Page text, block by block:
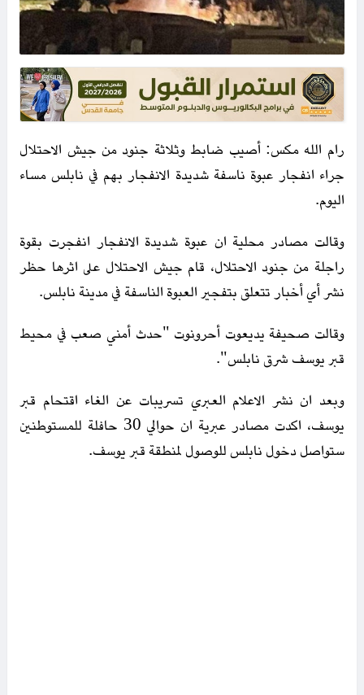
رام الله مكس: أصيب ضابط وثلاثة جنود من جيش الاحتلال
جراء انفجار عبوة ناسفة شديدة الانفجار بهم في نابلس مساء
اليوم.
وقالت مصادر محلية ان عبوة شديدة الانفجار انفجرت بقوة
راجلة من جنود الاحتلال، قام جيش الاحتلال على اثرها حظر
نشر أي أخبار تتعلق بتفجير العبوة الناسفة في مدينة نابلس.
وقالت صحيفة يديعوت أحرونوت "حدث أمني صعب في محيط
قبر يوسف شرق نابلس".
وبعد ان نشر الاعلام العبري تسريبات عن الغاء اقتحام قبر
يوسف، اكدت مصادر عبرية ان حوالي 30 حافلة للمستوطنين
ستواصل دخول نابلس للوصول لمنطقة قبر يوسف.